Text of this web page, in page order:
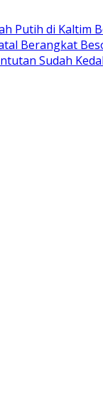
Putih di Kaltim
Berangkat
Sudah